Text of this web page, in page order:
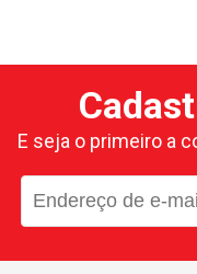
E seja o primeiro a